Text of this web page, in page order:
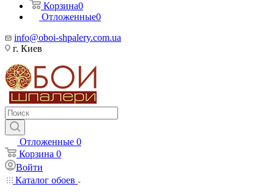
Корзина0
Отложенные0
info@oboi-shpalery.com.ua
г. Киев
Отложенные 0
Корзина 0
Войти
Каталог обоев